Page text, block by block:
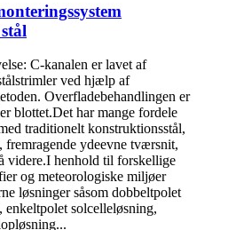
C-kanalen er lavet af
ved hjælp af
Overfladebehandlingen er
blottet.Det har mange fordele
traditionelt konstruktionsstål,
fremragende ydeevne tværsnit,
videre.I henhold til forskellige
og meteorologiske miljøer
løsninger såsom dobbeltpolet
enkeltpolet solcelleløsning,